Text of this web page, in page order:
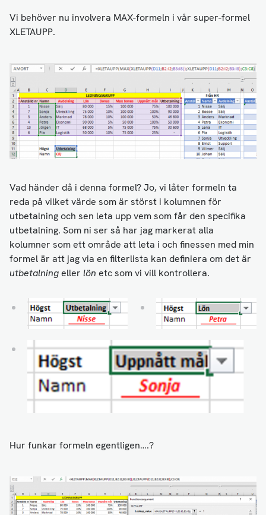
Vi behöver nu involvera MAX-formeln i vår super-formel
XLETAUPP.
Vad händer då i denna formel? Jo, vi låter formeln ta
reda på vilket värde som är störst i kolumnen för
utbetalning och sen leta upp vem som får den specifika
utbetalning. Som ni ser så har jag markerat alla
kolumner som ett område att leta i och finessen med min
formel är att jag via en filterlista kan definiera om det är
utbetalningeller lön etc som vi vill kontrollera.
Hur funkar formeln egentligen….?